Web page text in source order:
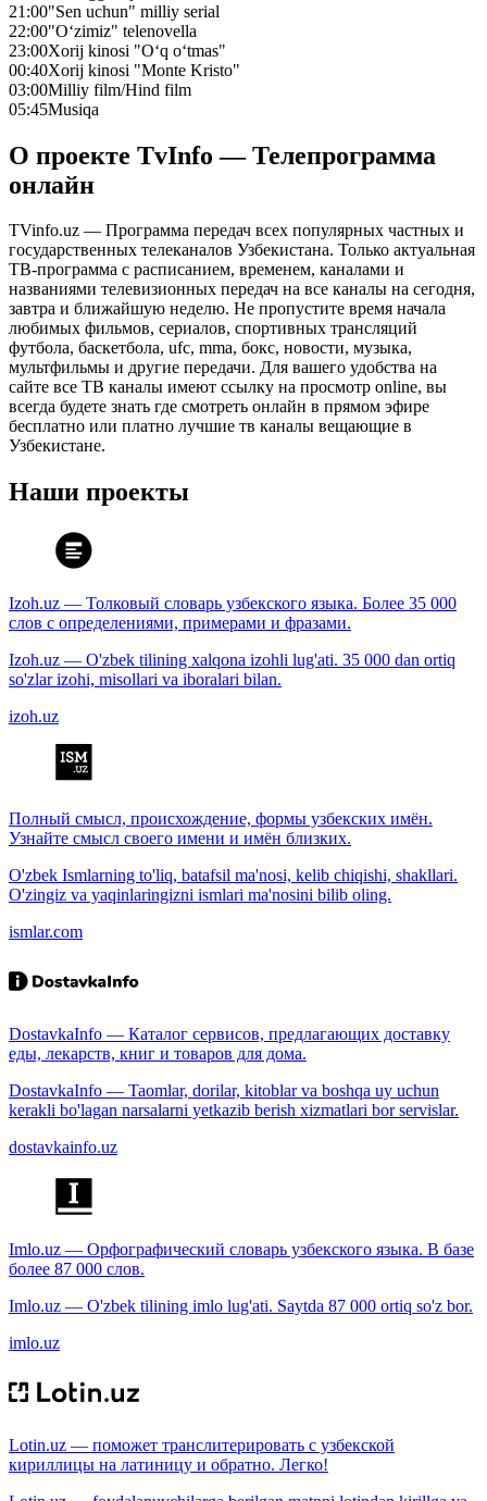
21:00"Sen uchun" milliy serial
22:00"O‘zimiz" telenovella
23:00Xorij kinosi "O‘q o‘tmas"
00:40Xorij kinosi "Monte Kristo"
03:00Milliy film/Hind film
05:45Musiqa
О проекте TvInfo — Телепрограмма
онлайн
TVinfo.uz — Программа передач всех популярных частных и
государственных телеканалов Узбекистана. Только актуальная
ТВ-программа с расписанием, временем, каналами и
названиями телевизионных передач на все каналы на сегодня,
завтра и ближайшую неделю. Не пропустите время начала
любимых фильмов, сериалов, спортивных трансляций
футбола, баскетбола, ufc, mma, бокс, новости, музыка,
мультфильмы и другие передачи. Для вашего удобства на
сайте все ТВ каналы имеют ссылку на просмотр online, вы
всегда будете знать где смотреть онлайн в прямом эфире
бесплатно или платно лучшие тв каналы вещающие в
Узбекистане.
Наши проекты
Izoh.uz — Толковый словарь узбекского языка. Более 35 000
слов с определениями, примерами и фразами.
Izoh.uz — O'zbek tilining xalqona izohli lug'ati. 35 000 dan ortiq
so'zlar izohi, misollari va iboralari bilan.
izoh.uz
Полный смысл, происхождение, формы узбекских имён.
Узнайте смысл своего имени и имён близких.
O'zbek Ismlarning to'liq, batafsil ma'nosi, kelib chiqishi, shakllari.
O'zingiz va yaqinlaringizni ismlari ma'nosini bilib oling.
ismlar.com
DostavkaInfo — Каталог сервисов, предлагающих доставку
еды, лекарств, книг и товаров для дома.
DostavkaInfo — Taomlar, dorilar, kitoblar va boshqa uy uchun
kerakli bo'lagan narsalarni yetkazib berish xizmatlari bor servislar.
dostavkainfo.uz
Imlo.uz — Орфографический словарь узбекского языка. В базе
более 87 000 слов.
Imlo.uz — O'zbek tilining imlo lug'ati. Saytda 87 000 ortiq so'z bor.
imlo.uz
Lotin.uz — поможет транслитерировать с узбекской
кириллицы на латиницу и обратно. Легко!